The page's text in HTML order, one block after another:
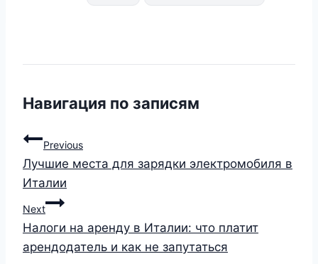
Навигация по записям
Previous
Лучшие места для зарядки электромобиля в
Италии
Next
Налоги на аренду в Италии: что платит
арендодатель и как не запутаться